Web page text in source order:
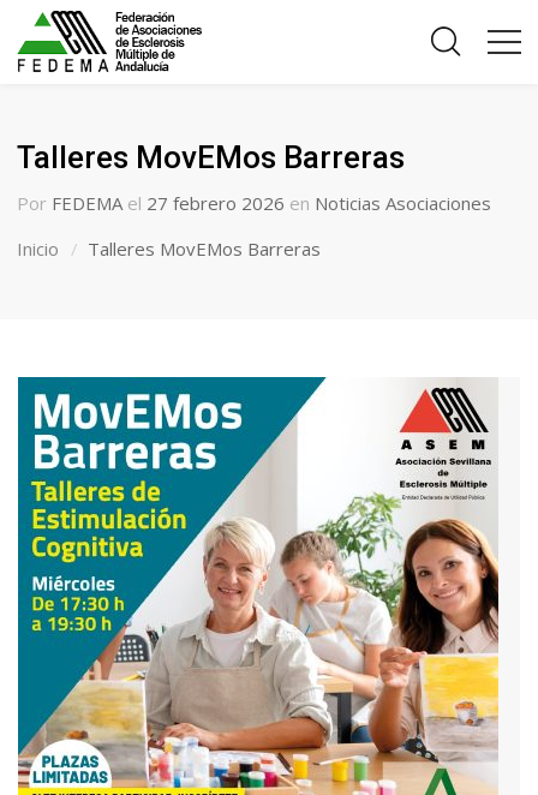
Talleres MovEMos Barreras
Por FEDEMA el 27 febrero 2026 en Noticias Asociaciones
Inicio
Talleres MovEMos Barreras